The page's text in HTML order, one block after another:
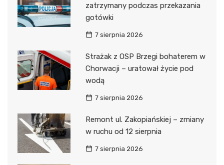
zatrzymany podczas przekazania
gotówki
7 sierpnia 2026
Strażak z OSP Brzegi bohaterem w
Chorwacji – uratował życie pod
wodą
7 sierpnia 2026
Remont ul. Zakopiańskiej – zmiany
w ruchu od 12 sierpnia
7 sierpnia 2026